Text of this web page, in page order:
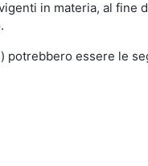
in materia, al fine
potrebbero essere le